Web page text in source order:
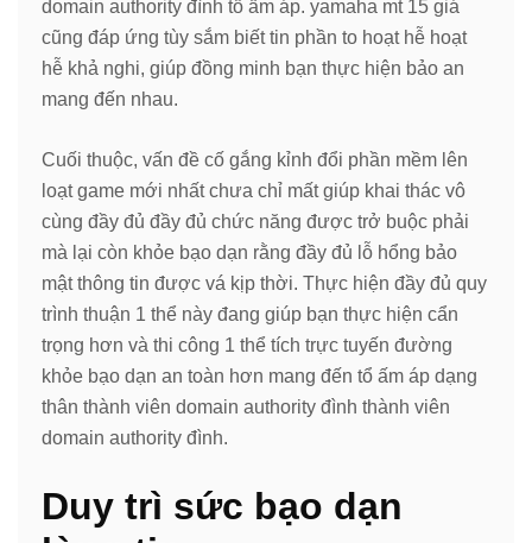
domain authority đình tổ ấm áp. yamaha mt 15 giá
cũng đáp ứng tùy sắm biết tin phần to hoạt hễ hoạt
hễ khả nghi, giúp đồng minh bạn thực hiện bảo an
mang đến nhau.
Cuối thuộc, vấn đề cố gắng kỉnh đổi phần mềm lên
loạt game mới nhất chưa chỉ mất giúp khai thác vô
cùng đầy đủ đầy đủ chức năng được trở buộc phải
mà lại còn khỏe bạo dạn rằng đầy đủ lỗ hổng bảo
mật thông tin được vá kịp thời. Thực hiện đầy đủ quy
trình thuận 1 thể này đang giúp bạn thực hiện cẩn
trọng hơn và thi công 1 thể tích trực tuyến đường
khỏe bạo dạn an toàn hơn mang đến tổ ấm áp dạng
thân thành viên domain authority đình thành viên
domain authority đình.
Duy trì sức bạo dạn